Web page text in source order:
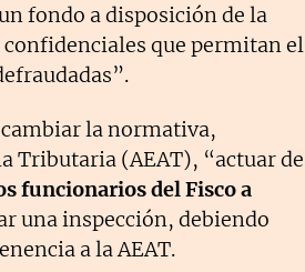
fondo a disposición de la
que permitan el
la normativa,
Tributaria (AEAT), “actuar de
funcionarios del Fisco a
una inspección, debiendo
a la AEAT.